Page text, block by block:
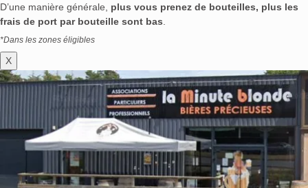
D’une manière générale, plus vous prenez de bouteilles, plus les
frais de port par bouteille sont bas
*Dans les zones éligibles
X